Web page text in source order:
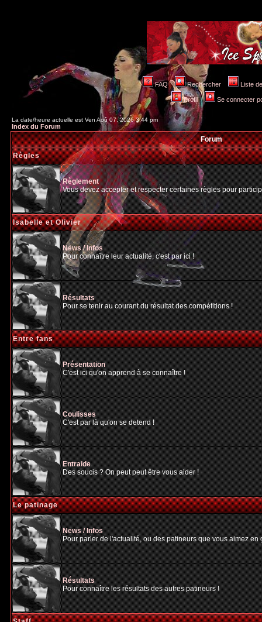
FAQ Rechercher Liste
Profil Se connecter
La date/heure actuelle est Ven Aoû 07, 2026 3:44 pm
Index du Forum
Forum
Règles
Règlement
Vous devez accepter et respecter certaines règles pour
Isabelle et Olivier
News / Infos
Pour connaître leur actualité, c'est par ici !
Résultats
Pour se tenir au courant du résultat des compétitions !
Entre fans
Présentation
C'est ici qu'on apprend à se connaître !
Coulisses
C'est par là qu'on se detend !
Entraide
Des soucis ? On peut peut être vous aider !
Le patinage
News / Infos
Pour parler de l'actualité, ou des patineurs que vous aimez
Résultats
Pour connaître les résultats des autres patineurs !